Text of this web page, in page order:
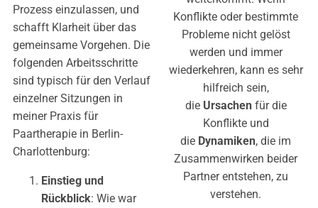
Prozess einzulassen, und
schafft Klarheit über das
gemeinsame Vorgehen. Die
folgenden Arbeitsschritte
sind typisch für den Verlauf
einzelner Sitzungen in
meiner Praxis für
Paartherapie in Berlin-
Charlottenburg:
Einstieg und
Rückblick: Wie war
Konflikte oder bestimmte
Probleme nicht gelöst
werden und immer
wiederkehren, kann es sehr
hilfreich sein,
die Ursachen für die
Konflikte und
die Dynamiken, die im
Zusammenwirken beider
Partner entstehen, zu
verstehen.